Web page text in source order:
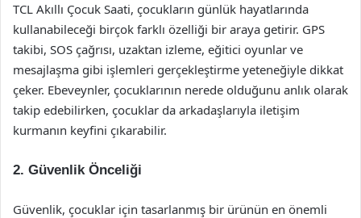
TCL Akıllı Çocuk Saati, çocukların günlük hayatlarında
kullanabileceği birçok farklı özelliği bir araya getirir. GPS
takibi, SOS çağrısı, uzaktan izleme, eğitici oyunlar ve
mesajlaşma gibi işlemleri gerçekleştirme yeteneğiyle dikkat
çeker. Ebeveynler, çocuklarının nerede olduğunu anlık olarak
takip edebilirken, çocuklar da arkadaşlarıyla iletişim
kurmanın keyfini çıkarabilir.
2. Güvenlik Önceliği
Güvenlik, çocuklar için tasarlanmış bir ürünün en önemli